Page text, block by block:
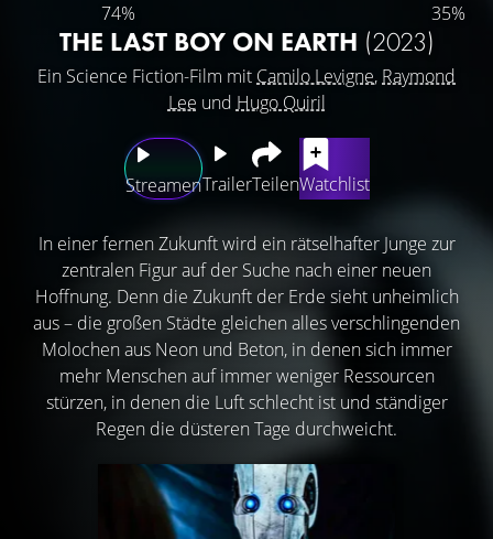
74% 35%
THE LAST BOY ON EARTH (2023)
Ein Science Fiction-Film mit Camilo Levigne, Raymond
Lee und Hugo Quiril
StreamenTrailerTeilenWatchlist
In einer fernen Zukunft wird ein rätselhafter Junge zur
zentralen Figur auf der Suche nach einer neuen
Hoffnung. Denn die Zukunft der Erde sieht unheimlich
aus – die großen Städte gleichen alles verschlingenden
Molochen aus Neon und Beton, in denen sich immer
mehr Menschen auf immer weniger Ressourcen
stürzen, in denen die Luft schlecht ist und ständiger
Regen die düsteren Tage durchweicht.